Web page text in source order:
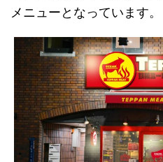
メニューとなっています。